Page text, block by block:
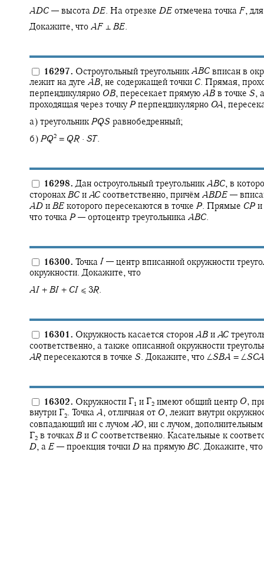
ADC — высота DE. На отрезке DE отмечена точка F,
Докажите, что AF ⊥ BE.
16297. Остроугольный треугольник ABC вписан в
лежит на дуге AB, не содержащей точки C. Прямая,
перпендикулярно OB, пересекает прямую AB в точке S,
проходящая через точкуP перпендикулярно OA,
а) треугольник PQS равнобедренный;
б) PQ2 = QR · ST.
16298. Дан остроугольный треугольник ABC, в
сторонах BC и AC соответственно, причём ABDE —
AD и BE которого пересекаются в точке P. Прямые CP и
что точка P — ортоцентр треугольника ABC.
16300. Точка I — центр вписанной окружности
окружности. Докажите, что
AI + BI + CI ≤ 3R.
16301. Окружность касается сторон AB и AC
соответственно, а также описанной окружности
AR пересекаются в точке S. Докажите, что ∠SBA = ∠SCA
16302. Окружности Γ‍1 и Γ‍2 имеют общий центр O,
внутри Γ‍2. Точка A, отличная от O, лежит внутри
совпадающий ни с лучом AO, ни с лучом,
Γ‍2 в точках B и C соответственно. Касательные к
D, а E — проекция точки D на прямую BC. Докажите,